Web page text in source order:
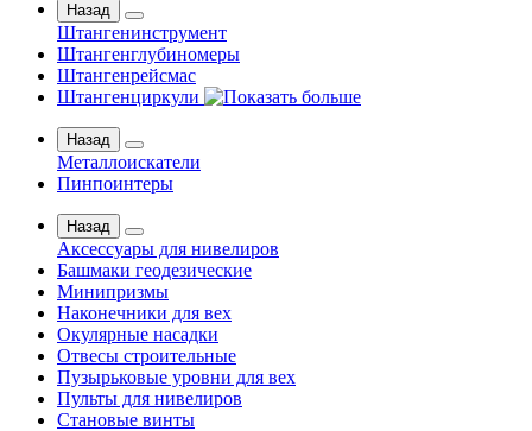
Назад
Штангенинструмент
Штангенглубиномеры
Штангенрейсмас
Штангенциркули
Назад
Металлоискатели
Пинпоинтеры
Назад
Аксессуары для нивелиров
Башмаки геодезические
Минипризмы
Наконечники для вех
Окулярные насадки
Отвесы строительные
Пузырьковые уровни для вех
Пульты для нивелиров
Становые винты